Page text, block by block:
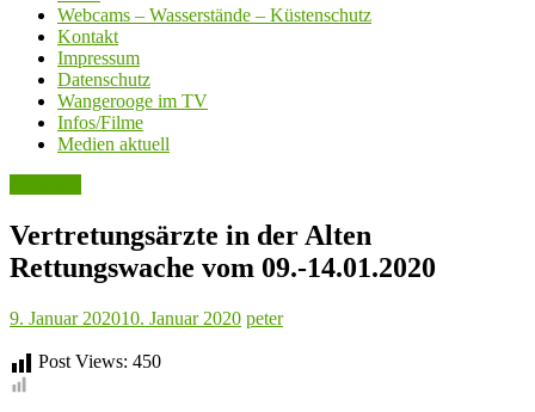
Webcams – Wasserstände – Küstenschutz
Kontakt
Impressum
Datenschutz
Wangerooge im TV
Infos/Filme
Medien aktuell
Vertretungsärzte in der Alten
Rettungswache vom 09.-14.01.2020
9. Januar 202010. Januar 2020 peter
Post Views: 450